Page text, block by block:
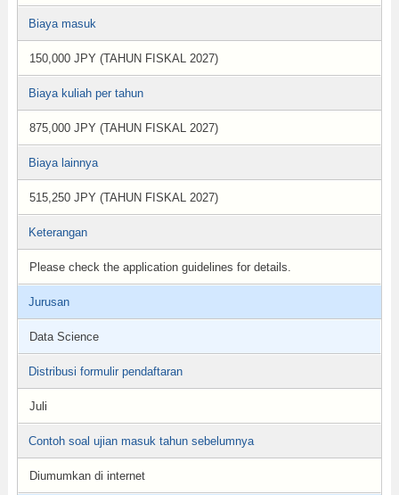
Biaya masuk
150,000 JPY (TAHUN FISKAL 2027)
Biaya kuliah per tahun
875,000 JPY (TAHUN FISKAL 2027)
Biaya lainnya
515,250 JPY (TAHUN FISKAL 2027)
Keterangan
Please check the application guidelines for details.
Jurusan
Data Science
Distribusi formulir pendaftaran
Juli
Contoh soal ujian masuk tahun sebelumnya
Diumumkan di internet